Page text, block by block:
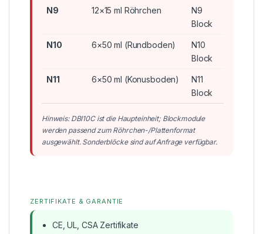
N9 12×15 ml Röhrchen
N9
Block
N10 6×50 ml (Rundboden)
N10
Block
N11 6×50 ml (Konusboden)
N11
Block
Hinweis: DBI10C ist die Haupteinheit; Blockmodule
werden passend zum Röhrchen-/Plattenformat
ausgewählt. Sonderblöcke sind auf Anfrage verfügbar.
ZERTIFIKATE & GARANTIE
CE, UL, CSA Zertifikate